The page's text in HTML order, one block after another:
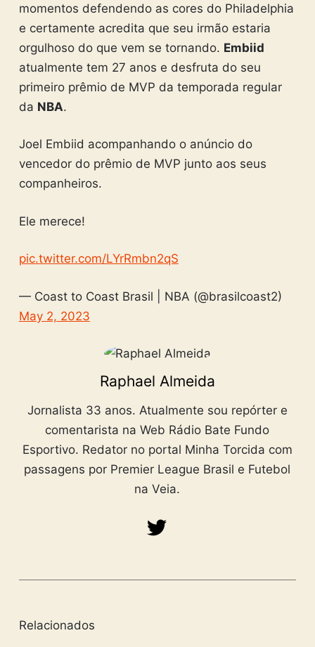
momentos defendendo as cores do Philadelphia
e certamente acredita que seu irmão estaria
orgulhoso do que vem se tornando. Embiid
atualmente tem 27 anos e desfruta do seu
primeiro prêmio de MVP da temporada regular
da NBA.
Joel Embiid acompanhando o anúncio do
vencedor do prêmio de MVP junto aos seus
companheiros.
Ele merece!
pic.twitter.com/LYrRmbn2qS
— Coast to Coast Brasil | NBA (@brasilcoast2)
May 2, 2023
Raphael Almeida
Jornalista 33 anos. Atualmente sou repórter e
comentarista na Web Rádio Bate Fundo
Esportivo. Redator no portal Minha Torcida com
passagens por Premier League Brasil e Futebol
na Veia.
Relacionados